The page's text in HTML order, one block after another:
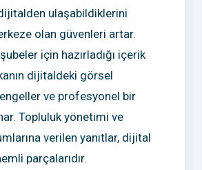
ulaşabildiklerini
olan güvenleri artar.
için hazırladığı içerik
dijitaldeki görsel
ve profesyonel bir
Topluluk yönetimi ve
verilen yanıtlar, dijital
parçalarıdır.